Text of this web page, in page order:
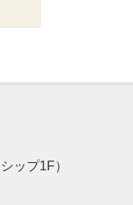
ップ1F）